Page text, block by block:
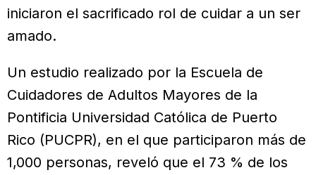
iniciaron el sacrificado rol de cuidar a un ser
amado.
Un estudio realizado por la Escuela de
Cuidadores de Adultos Mayores de la
Pontificia Universidad Católica de Puerto
Rico (PUCPR), en el que participaron más de
1,000 personas, reveló que el 73 % de los